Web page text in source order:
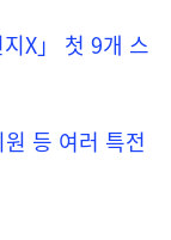
X」 첫 9개 스
등 여러 특전